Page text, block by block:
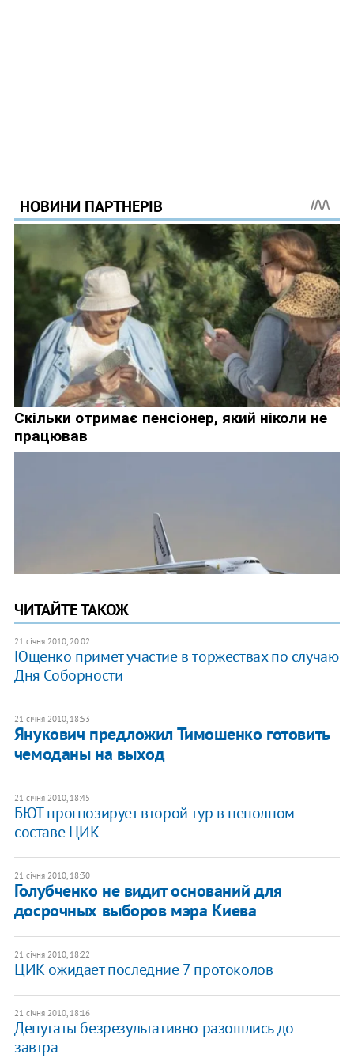
ЧИТАЙТЕ ТАКОЖ
21 січня 2010, 20:02
Ющенко примет участие в торжествах по случаю
Дня Соборности
21 січня 2010, 18:53
Янукович предложил Тимошенко готовить
чемоданы на выход
21 січня 2010, 18:45
БЮТ прогнозирует второй тур в неполном
составе ЦИК
21 січня 2010, 18:30
Голубченко не видит оснований для
досрочных выборов мэра Киева
21 січня 2010, 18:22
ЦИК ожидает последние 7 протоколов
21 січня 2010, 18:16
Депутаты безрезультативно разошлись до
завтра